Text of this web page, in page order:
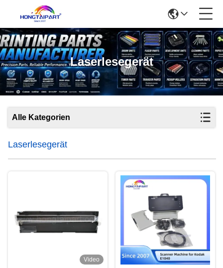
Laserlesegerät
Alle Kategorien
Laserlesegerät
Video